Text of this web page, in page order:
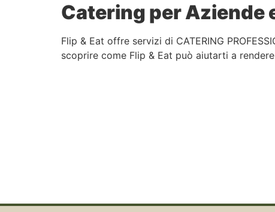
Catering per Aziende
Flip & Eat offre servizi di CATERING
scoprire come Flip & Eat può aiutarti a